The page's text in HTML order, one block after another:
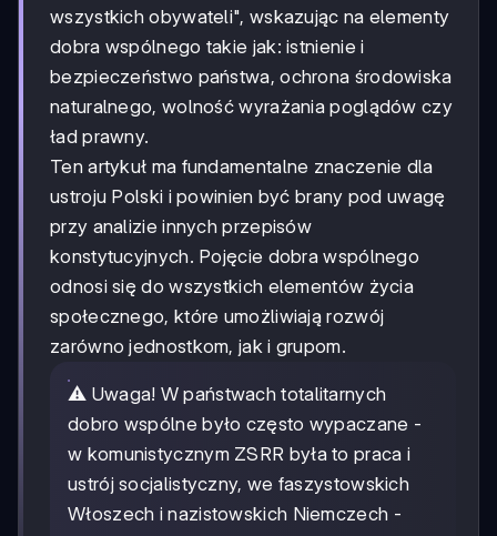
wszystkich obywateli", wskazując na elementy
dobra wspólnego takie jak: istnienie i
bezpieczeństwo państwa, ochrona środowiska
naturalnego, wolność wyrażania poglądów czy
ład prawny.
Ten artykuł ma fundamentalne znaczenie dla
ustroju Polski i powinien być brany pod uwagę
przy analizie innych przepisów
konstytucyjnych. Pojęcie dobra wspólnego
odnosi się do wszystkich elementów życia
społecznego, które umożliwiają rozwój
zarówno jednostkom, jak i grupom.
⚠️ Uwaga! W państwach totalitarnych
dobro wspólne było często wypaczane -
w komunistycznym ZSRR była to praca i
ustrój socjalistyczny, we faszystowskich
Włoszech i nazistowskich Niemczech -